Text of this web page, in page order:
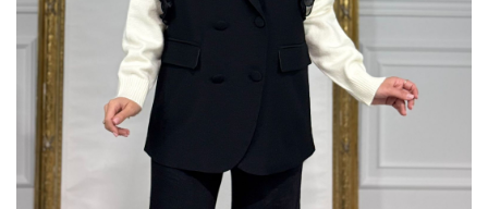
Bluze
Pantaloni
Blanuri
Veste
Paltoane